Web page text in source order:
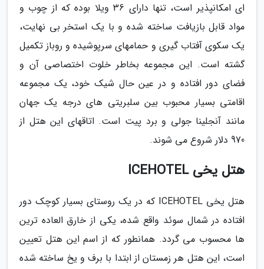
ای امکانپذیر است، تنها دارای 36 ویلا بوده که از چوب و
مواد قابل بازیافت ساخته شده و با یک استخر بی نهایت،
یک سکوی آفتاب گیری و حمامهای سرپوشیده و روباز تکمیل
گشته است. این مجموعه بخاطر خلوت اختصاصی آن و
فضای دور افتاده و در عین حال شیک خود، یک مجموعه
اقامتی بسیار محبوب بین سلبریتی های درجه یک جهان
مانند آنجلینا جولی و برد پیت است. اتاقهای این هتل از
970 دلار شروع می شوند.
هتل یخی ICEHOTEL
هتل یخی ICEHOTEL که در یک روستای بسیار کوچک دور
افتاده در شمال سوئد واقع شده، یکی از خارق العاده ترین
ها محسوب می گردد. همانطور که از اسم این هتل تعیین
است، این هتل هر زمستان از ابتدا با برف و یخ ساخته شده